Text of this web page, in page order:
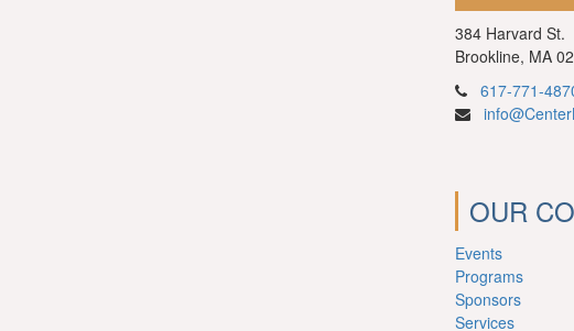
384 Harvard St.
Brookline, MA
617-771-
OUR
Events
Programs
Sponsors
Services